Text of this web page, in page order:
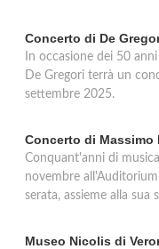
Concerto di De
In occasione dei 50
De Gregori terrà un
settembre 2025.
Concerto di Massimo
Conquant'anni di
novembre
serata, assieme alla sua
Museo Nicolis di